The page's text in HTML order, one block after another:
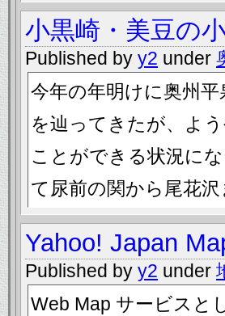
小黒崎・美豆の
Published by y2 under
今年の年明けに奥州
を辿ってきたが、よ
ことができる状況に
て尿前の関から尾花
Yahoo! Japan
Published by y2 under
Web Map サービスと